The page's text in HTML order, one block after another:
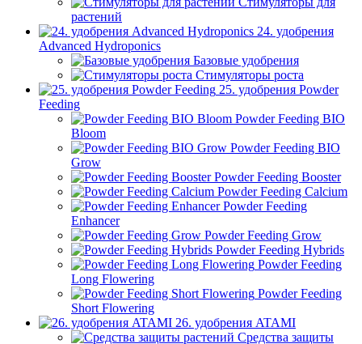
растений
24. удобрения
Advanced Hydroponics
Базовые удобрения
Стимуляторы роста
25. удобрения Powder
Feeding
Powder Feeding BIO
Bloom
Powder Feeding BIO
Grow
Powder Feeding Booster
Powder Feeding Calcium
Powder Feeding
Enhancer
Powder Feeding Grow
Powder Feeding Hybrids
Powder Feeding
Long Flowering
Powder Feeding
Short Flowering
26. удобрения ATAMI
Средства защиты